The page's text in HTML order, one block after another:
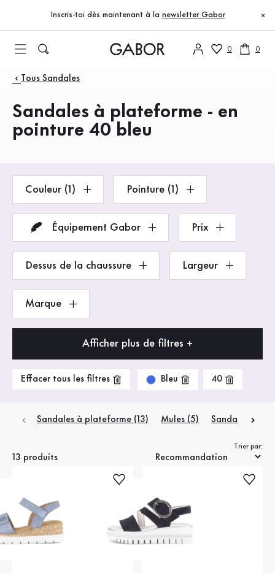
Accéder au contenu principal
Accéder à la table des matières
Accéder à la navigation principale
Inscris-toi dès maintenant à la newsletter Gabor ×
0 0
Produits
Tous Sandales
Sandales à plateforme - en
pointure 40 bleu
Couleur (1) Pointure (1)
Équipement Gabor Prix
Dessus de la chaussure Largeur
Marque
Afficher plus de filtres +
Effacer tous les filtres Bleu 40
Sandales à plateforme (13) Mules (5) Sandales
13 produits
Trier par: